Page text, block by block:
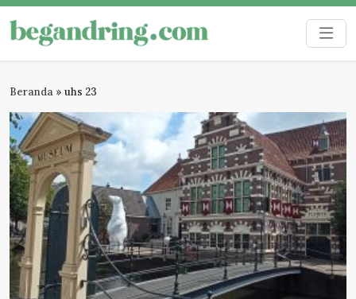
Skip
to
content
Begandring
Menjaga ingatan untuk masa depan
Beranda » uhs 23